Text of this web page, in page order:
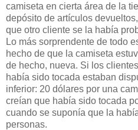
camiseta en cierta área de la
depósito de artículos
que otro cliente se la había
Lo más sorprendente de todo
hecho de que la camiseta
de hecho, nueva. Si los
había sido tocada estaban
inferior: 20 dólares por una
creían que había sido tocada
cuando se suponía que la
personas.